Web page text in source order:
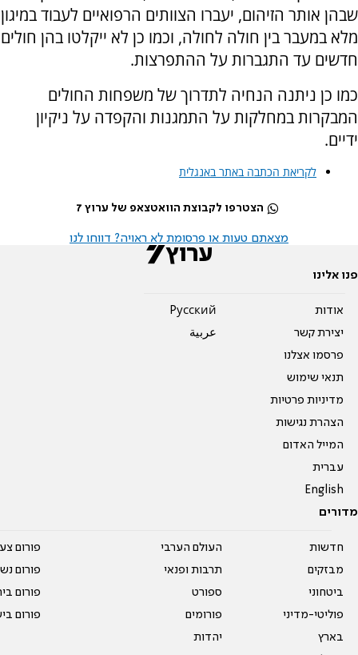
שבהן אותר הזיהום, יעברו הצוותים הרפואיים לעבוד במיגון
מלא במעבר בין חולה לחולה, וכמו כן לא ייקלטו בהן חולים
חדשים עד התגברות על ההתפרצות.
כמו כן ניתנה הנחיה לתדרוך של משפחות החולים
המבקרות במחלקות על התמגנות והקפדה על ניקיון
ידיים.
לקריאת הכתבה באתר באנגלית
הצטרפו לקבוצת הוואטצאפ של ערוץ 7
מצאתם טעות או פרסומת לא ראויה? דווחו לנו
פנו אלינו
אודות
יצירת קשר
פרסמו אצלנו
תנאי שימוש
מדיניות פרטיות
הצהרת נגישות
המייל האדום
עברית
English
Pусский
عربية
מדורים
חדשות
מבזקים
ביטחוני
פוליטי-מדיני
בארץ
העולם הערבי
תרבות ופנאי
ספורט
פורומים
יהדות
פורום
פורום
פורום
פורום